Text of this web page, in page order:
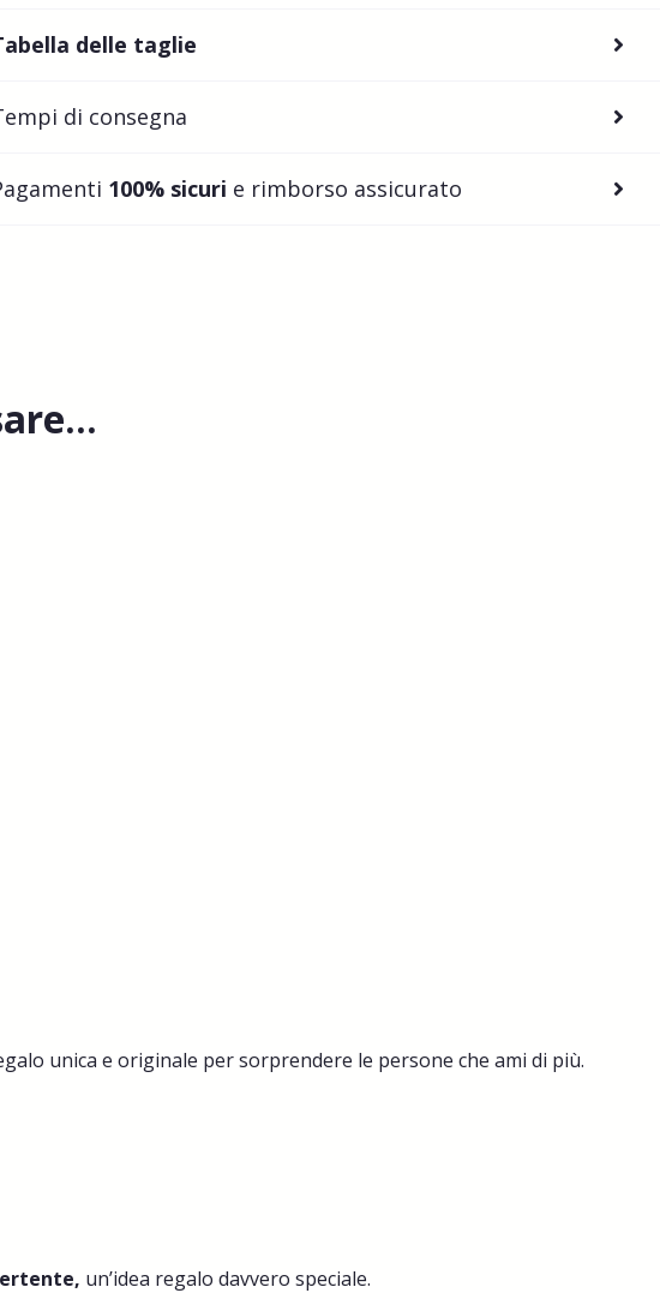
delle taglie
di consegna
100% sicuri e rimborso assicurato
unica e originale per sorprendere le persone che ami di più.
un’idea regalo davvero speciale.